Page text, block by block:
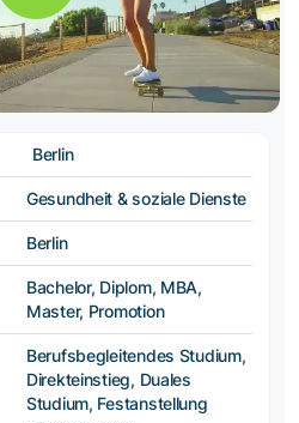
Berlin
Gesundheit & soziale Dienste
Berlin
Bachelor, Diplom, MBA,
Master, Promotion
Berufsbegleitendes Studium,
Direkteinstieg, Duales
Studium, Festanstellung